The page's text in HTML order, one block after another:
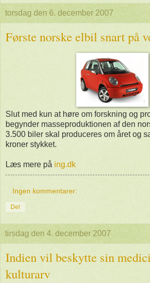
torsdag den 6. december 2007
Første norske elbil snart på
Slut med kun at høre om forskning og
begynder masseproduktionen af den
3.500 biler skal produceres om året og
kroner stykket.
Læs mere på ing.dk
Ingen kommentarer:
Del
tirsdag den 4. december 2007
Indien vil beskytte sin
kulturarv